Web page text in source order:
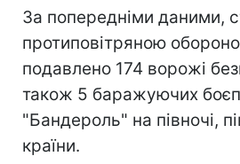
За попередніми даними,
протиповітряною
подавлено 174 ворожі
також 5 баражуючих
"Бандероль" на півночі,
країни.